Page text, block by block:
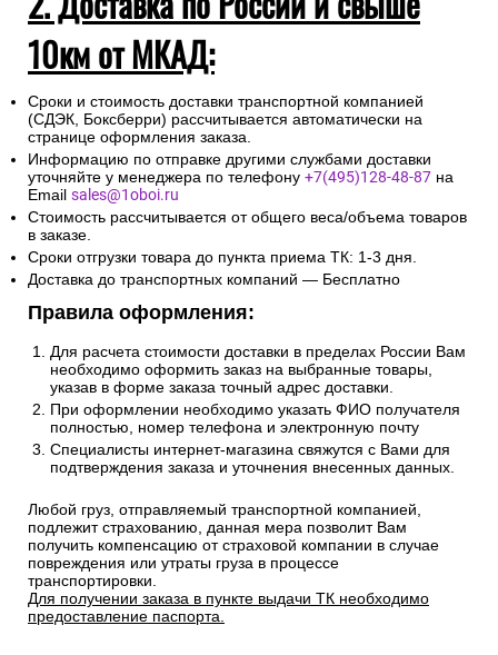
10км от МКАД:
Сроки и стоимость доставки транспортной компанией
(СДЭК, Боксберри) рассчитывается автоматически на
странице оформления заказа.
Информацию по отправке другими службами доставки
уточняйте у менеджера по телефону +7(495)128-48-87 на
Email sales@1oboi.ru
Стоимость рассчитывается от общего веса/объема товаров
в заказе.
Сроки отгрузки товара до пункта приема ТК: 1-3 дня.
Доставка до транспортных компаний — Бесплатно
Правила оформления:
Для расчета стоимости доставки в пределах России Вам
необходимо оформить заказ на выбранные товары,
указав в форме заказа точный адрес доставки.
При оформлении необходимо указать ФИО получателя
полностью, номер телефона и электронную почту
Специалисты интернет-магазина свяжутся с Вами для
подтверждения заказа и уточнения внесенных данных.
Любой груз, отправляемый транспортной компанией,
подлежит страхованию, данная мера позволит Вам
получить компенсацию от страховой компании в случае
повреждения или утраты груза в процессе
транспортировки.
Для получении заказа в пункте выдачи ТК необходимо
предоставление паспорта.